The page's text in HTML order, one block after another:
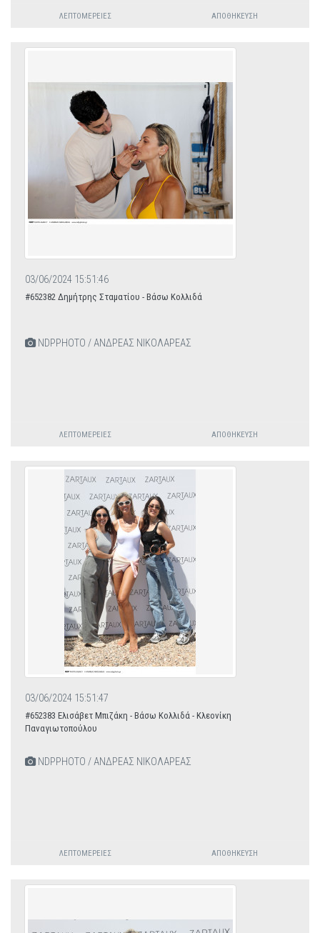
ΛΕΠΤΟΜΈΡΕΙΕΣ ΑΠΟΘΉΚΕΥΣΗ
03/06/2024 15:51:46
#652382 Δημήτρης Σταματίου - Βάσω Κολλιδά
NDPPHOTO / ΑΝΔΡΕΑΣ ΝΙΚΟΛΑΡΕΑΣ
ΛΕΠΤΟΜΈΡΕΙΕΣ ΑΠΟΘΉΚΕΥΣΗ
03/06/2024 15:51:47
#652383 Ελισάβετ Μπιζάκη - Βάσω Κολλιδά - Κλεονίκη
Παναγιωτοπούλου
NDPPHOTO / ΑΝΔΡΕΑΣ ΝΙΚΟΛΑΡΕΑΣ
ΛΕΠΤΟΜΈΡΕΙΕΣ ΑΠΟΘΉΚΕΥΣΗ